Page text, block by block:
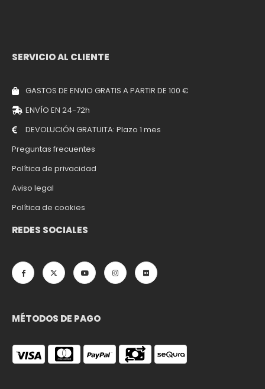
SERVICIO AL CLIENTE
GASTOS DE ENVIO GRATIS A PARTIR DE 100 €
ENVÍO EN 24-72h
DEVOLUCIÓN GRATUITA: Plazo 1 mes
Preguntas frecuentes
Política de privacidad
Aviso legal
Política de cookies
REDES SOCIALES
MÉTODOS DE PAGO